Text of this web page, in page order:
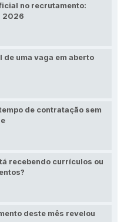
no recrutamento:
2026
de uma vaga em aberto
de contratação sem
recebendo currículos ou
deste mês revelou